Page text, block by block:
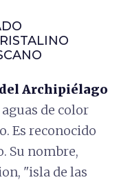
Archipiélago
de color
Es reconocido
Su nombre,
"isla de las